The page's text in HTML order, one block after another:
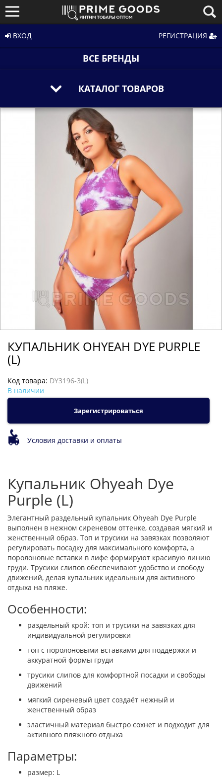
ВХОД РЕГИСТРАЦИЯ
ВСЕ БРЕНДЫ
КАТАЛОГ ТОВАРОВ
КУПАЛЬНИК OHYEAH DYE PURPLE
(L)
Код товара: DY3196-3(L)
В наличии
Зарегистрироваться
Условия доставки и оплаты
Купальник Ohyeah Dye
Purple (L)
Элегантный раздельный купальник Ohyeah Dye Purple
выполнен в нежном сиреневом оттенке, создавая мягкий и
женственный образ. Топ и трусики на завязках позволяют
регулировать посадку для максимального комфорта, а
поролоновые вставки в лифе формируют красивую линию
груди. Трусики слипов обеспечивают удобство и свободу
движений, делая купальник идеальным для активного
отдыха на пляже.
Особенности:
раздельный крой: топ и трусики на завязках для
индивидуальной регулировки
топ с поролоновыми вставками для поддержки и
аккуратной формы груди
трусики слипов для комфортной посадки и свободы
движений
мягкий сиреневый цвет создаёт нежный и
женственный образ
эластичный материал быстро сохнет и подходит для
активного пляжного отдыха
Параметры:
размер: L